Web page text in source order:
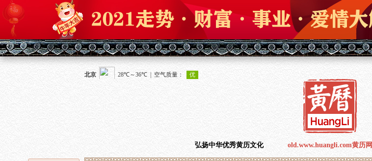
弘扬中华优秀黄历文化 old.www.huangli.com黄历网